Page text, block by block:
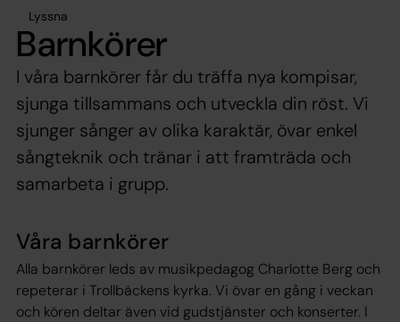
Lyssna
Barnkörer
I våra barnkörer får du träffa nya kompisar,
sjunga tillsammans och utveckla din röst. Vi
sjunger sånger av olika karaktär, övar enkel
sångteknik och tränar i att framträda och
samarbeta i grupp.
Våra barnkörer
Alla barnkörer leds av musikpedagog Charlotte Berg och
repeterar i Trollbäckens kyrka. Vi övar en gång i veckan
och kören deltar även vid gudstjänster och konserter. I